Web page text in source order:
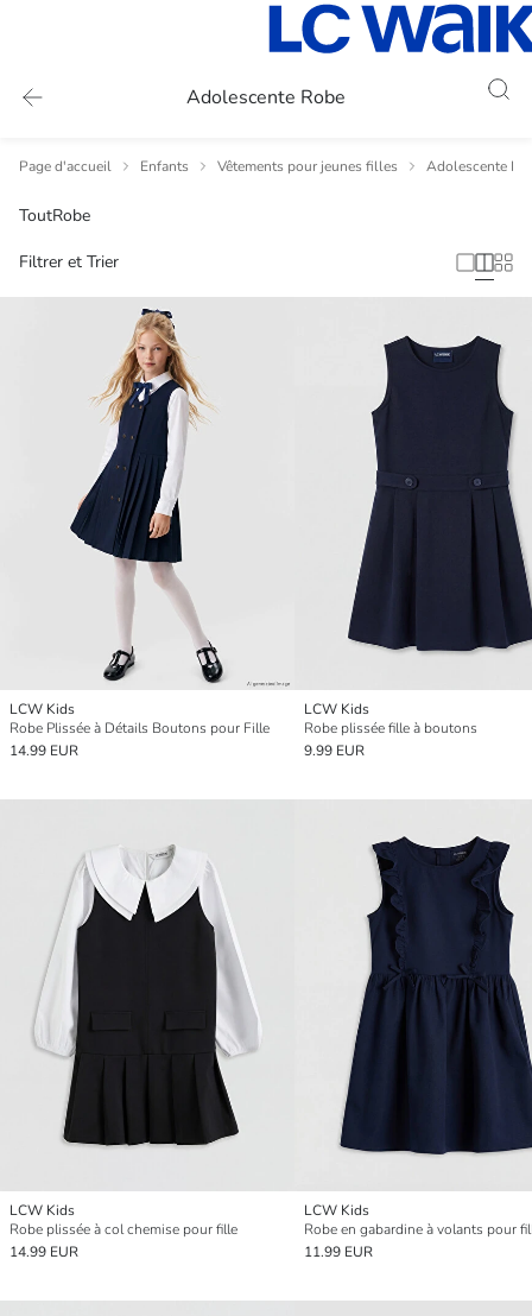
Adolescente Robe
Page d'accueil Enfants Vêtements pour jeunes filles Adolescente
ToutRobe
Filtrer et Trier
LCW Kids
Robe Plissée à Détails Boutons pour Fille
14.99 EUR
LCW Kids
Robe plissée fille à boutons
9.99 EUR
LCW Kids
Robe plissée à col chemise pour fille
14.99 EUR
LCW Kids
Robe en gabardine à volants pour
11.99 EUR